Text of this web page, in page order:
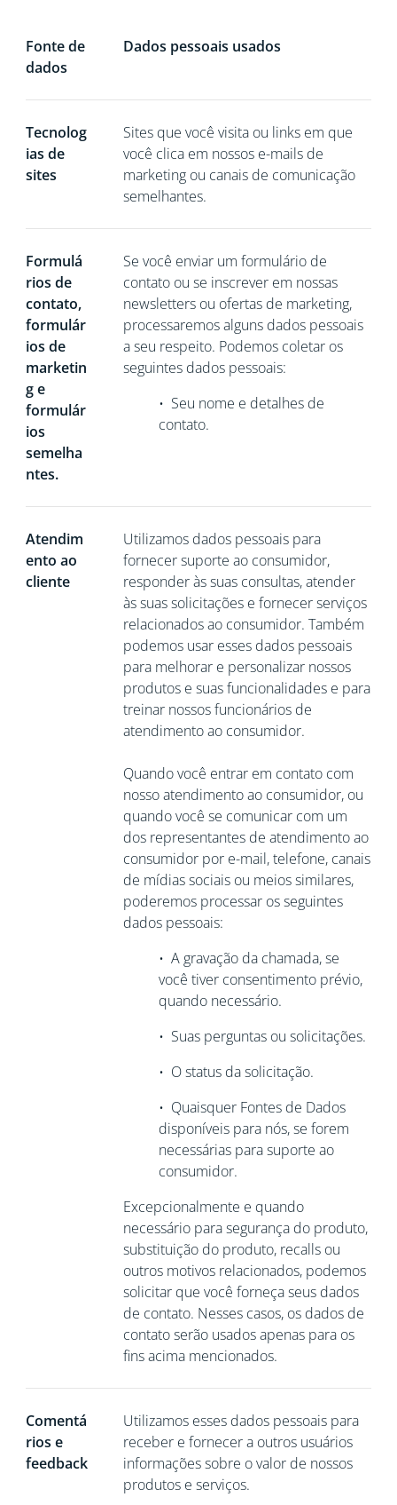
Fonte de
dados
Dados pessoais usados
Tecnolog
ias de
sites
Sites que você visita ou links em que
você clica em nossos e-mails de
marketing ou canais de comunicação
semelhantes.
Formulá
rios de
contato,
formulár
ios de
marketin
g e
formulár
ios
semelha
ntes.
Se você enviar um formulário de
contato ou se inscrever em nossas
newsletters ou ofertas de marketing,
processaremos alguns dados pessoais
a seu respeito. Podemos coletar os
seguintes dados pessoais:
• Seu nome e detalhes de
contato.
Atendim
ento ao
cliente
Utilizamos dados pessoais para
fornecer suporte ao consumidor,
responder às suas consultas, atender
às suas solicitações e fornecer serviços
relacionados ao consumidor. Também
podemos usar esses dados pessoais
para melhorar e personalizar nossos
produtos e suas funcionalidades e para
treinar nossos funcionários de
atendimento ao consumidor.
Quando você entrar em contato com
nosso atendimento ao consumidor, ou
quando você se comunicar com um
dos representantes de atendimento ao
consumidor por e-mail, telefone, canais
de mídias sociais ou meios similares,
poderemos processar os seguintes
dados pessoais:
• A gravação da chamada, se
você tiver consentimento prévio,
quando necessário.
• Suas perguntas ou solicitações.
• O status da solicitação.
• Quaisquer Fontes de Dados
disponíveis para nós, se forem
necessárias parasuporte ao
consumidor.
Excepcionalmente e quando
necessário para segurança do produto,
substituição do produto, recalls ou
outros motivos relacionados, podemos
solicitar que você forneça seus dados
de contato. Nesses casos, os dados de
contato serão usados apenas para os
fins acima mencionados.
Comentá
rios e
feedback
Utilizamos esses dados pessoais para
receber e fornecer a outros usuários
informações sobre o valor de nossos
produtos e serviços.